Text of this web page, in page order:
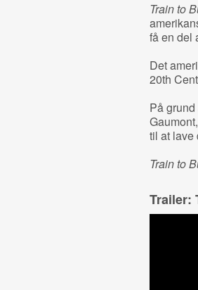
Train to
få en del
Det
20th
På
til at lave
Train to
Trailer: